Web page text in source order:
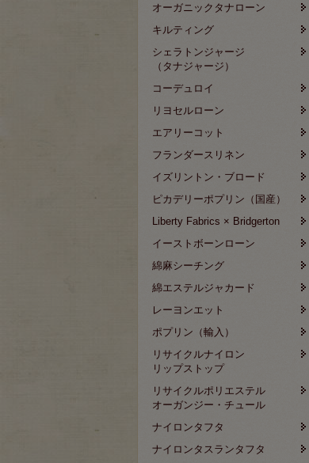
オーガニックタナローン
キルティング
シェラトンジャージ
（タナジャージ）
コーデュロイ
リヨセルローン
エアリーコット
フランダースリネン
イズリントン・ブロード
ピカデリーポプリン（国産）
Liberty Fabrics × Bridgerton
イーストボーンローン
綿麻シーチング
綿エステルジャカード
レーヨンエット
ポプリン（輸入）
リサイクルナイロン
リップストップ
リサイクルポリエステル
オーガンジー・チュール
ナイロンタフタ
ナイロンタスランタフタ